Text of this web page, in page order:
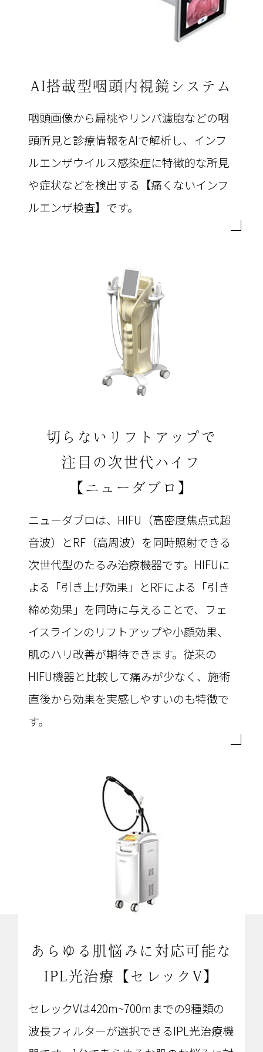
AI搭載型 咽頭内視鏡システム
咽頭画像から扁桃やリンパ濾胞などの咽
頭所見と診療情報をAIで解析し、インフ
ルエンザウイルス感染症に特徴的な所見
や症状などを検出する【痛くないインフ
ルエンザ検査】です。
切らないリフトアップで
注目の次世代ハイフ
【ニューダブロ】
ニューダブロは、HIFU（高密度焦点式超
音波）とRF（高周波）を同時照射できる
次世代型のたるみ治療機器です。HIFUに
よる「引き上げ効果」とRFによる「引き
締め効果」を同時に与えることで、フェ
イスラインのリフトアップや小顔効果、
肌のハリ改善が期待できます。従来の
HIFU機器と比較して痛みが少なく、施術
直後から効果を実感しやすいのも特徴で
す。
あらゆる肌悩みに対応可能な
IPL光治療【セレックV】
セレックVは420m~700mまでの9種類の
波長フィルターが選択できるIPL光治療機